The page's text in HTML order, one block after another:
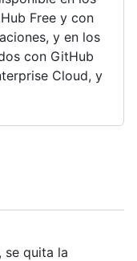
Free y con
y en los
con GitHub
Cloud, y
se quita la